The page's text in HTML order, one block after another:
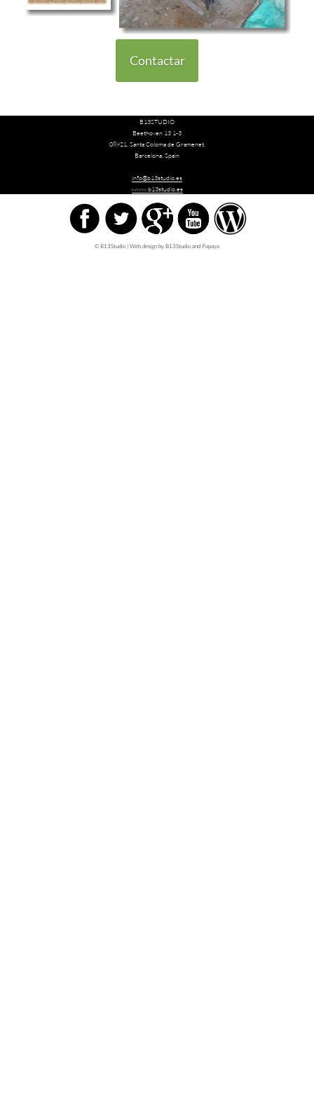
Contactar
B13STUDIO
Beethoven 13 1-3
08921,Santa Coloma de Gramenet.
Barcelona.Spain
info@b13studio.es
www.b13studio.es
© B13Studio | Web design by B13Studio and Papaya